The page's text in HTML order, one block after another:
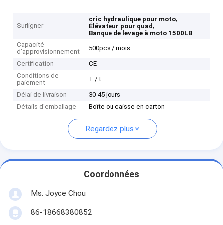
Surligner
cric hydraulique pour moto,
Élévateur pour quad,
Banque de levage à moto 1500LB
Capacité
d'approvisionnement
500pcs / mois
Certification
CE
Conditions de
paiement
T / t
Délai de livraison
30-45 jours
Détails d'emballage
Boîte ou caisse en carton
Regardez plus
Coordonnées
Ms. Joyce Chou
86-18668380852